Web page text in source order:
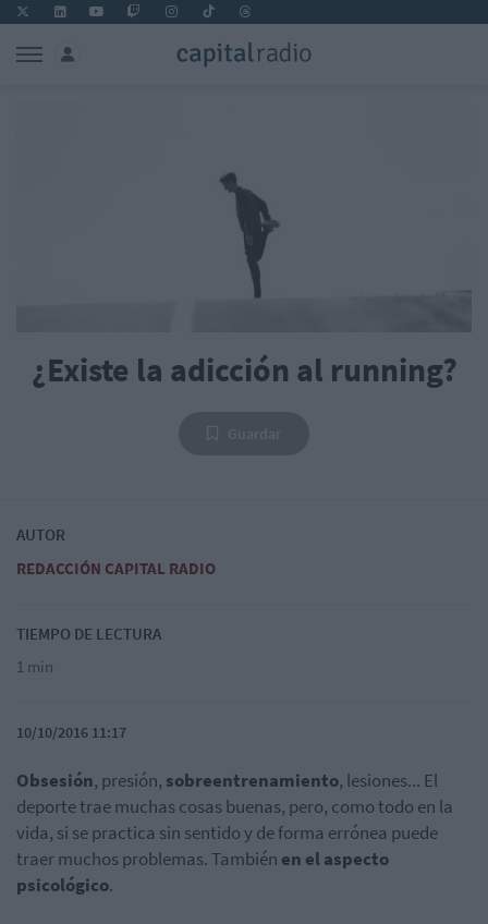
¿Existe la adicción al running?
AUTOR
REDACCIÓN CAPITAL RADIO
TIEMPO DE LECTURA
1 min
10/10/2016 11:17
Obsesión, presión, sobreentrenamiento, lesiones... El
deporte trae muchas cosas buenas, pero, como todo en la
vida, si se practica sin sentido y de forma errónea puede
traer muchos problemas. También en el aspecto
psicológico.